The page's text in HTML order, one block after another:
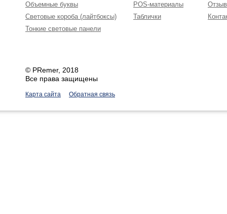
Объемные буквы
Световые короба (лайтбоксы)
Тонкие световые панели
POS-материалы
Таблички
© PRemer, 2018
Все права защищены
Карта сайта Обратная связь